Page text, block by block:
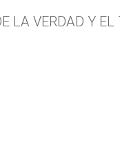
LA VERDAD Y